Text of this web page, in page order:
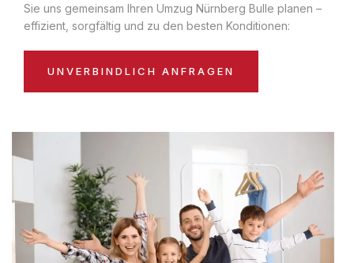
Sie uns gemeinsam Ihren Umzug Nürnberg Bulle planen –
effizient, sorgfältig und zu den besten Konditionen:
UNVERBINDLICH ANFRAGEN